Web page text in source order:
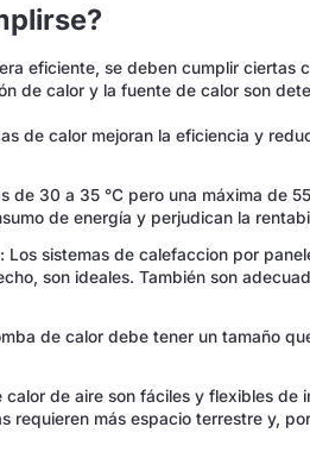
eficiente, se deben cumplir ciertas
de calor y la fuente de calor son
de calor mejoran la eficiencia y
de 30 a 35 °C pero una máxima de
de energía y perjudican la
: Los sistemas de calefaccion por
son ideales. También son
de calor debe tener un tamaño
de aire son fáciles y flexibles de
requieren más espacio terrestre y,